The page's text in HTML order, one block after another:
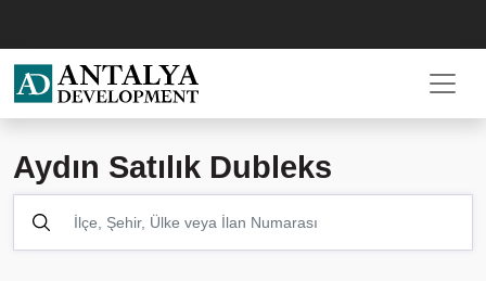
Aydın Satılık Dubleks